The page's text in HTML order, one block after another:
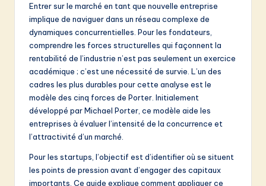
L
in
A
Entrer sur le marché en tant que nouvelle entreprise
implique de naviguer dans un réseau complexe de
dynamiques concurrentielles. Pour les fondateurs,
comprendre les forces structurelles qui façonnent la
rentabilité de l’industrie n’est pas seulement un exercice
académique ; c’est une nécessité de survie. L’un des
cadres les plus durables pour cette analyse est le
modèle des cinq forces de Porter. Initialement
développé par Michael Porter, ce modèle aide les
entreprises à évaluer l’intensité de la concurrence et
l’attractivité d’un marché.
Pour les startups, l’objectif est d’identifier où se situent
les points de pression avant d’engager des capitaux
importants. Ce guide explique comment appliquer ce